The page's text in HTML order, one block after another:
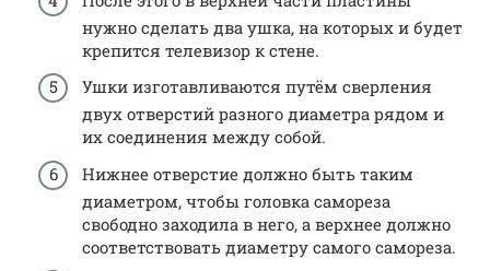
нужно сделать два ушка, на которых и будет
крепится телевизор к стене.
Ушки изготавливаются путём сверления
двух отверстий разного диаметра рядом и
их соединения между собой.
Нижнее отверстие должно быть таким
диаметром, чтобы головка самореза
свободно заходила в него, а верхнее должно
соответствовать диаметру самого самореза.